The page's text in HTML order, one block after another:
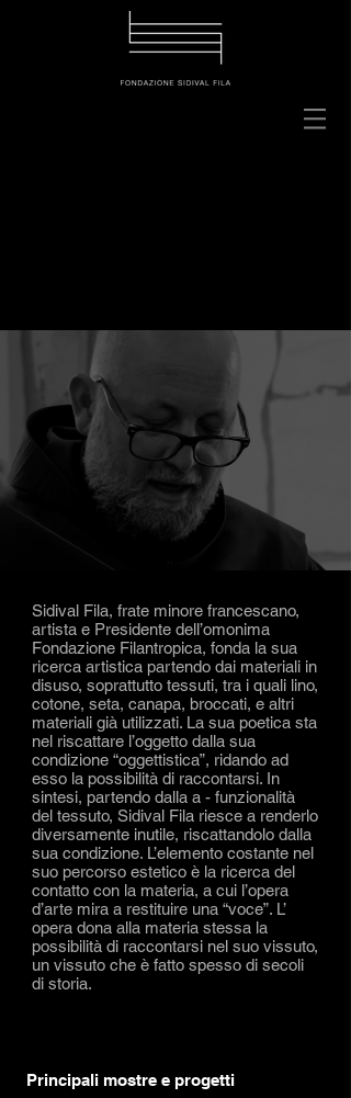
Sidival Fila, frate minore francescano,
artista e Presidente dell’omonima
Fondazione Filantropica, fonda la sua
ricerca artistica partendo dai materiali in
disuso, soprattutto tessuti, tra i quali lino,
cotone, seta, canapa, broccati, e altri
materiali già utilizzati. La sua poetica sta
nel riscattare l’oggetto dalla sua
condizione “oggettistica”, ridando ad
esso la possibilità di raccontarsi. In
sintesi, partendo dalla a - funzionalità
del tessuto, Sidival Fila riesce a renderlo
diversamente inutile, riscattandolo dalla
sua condizione. L’elemento costante nel
suo percorso estetico è la ricerca del
contatto con la materia, a cui l’opera
d’arte mira a restituire una “voce”. L’
opera dona alla materia stessa la
possibilità di raccontarsi nel suo vissuto,
un vissuto che è fatto spesso di secoli
di storia.
Principali mostre e progetti